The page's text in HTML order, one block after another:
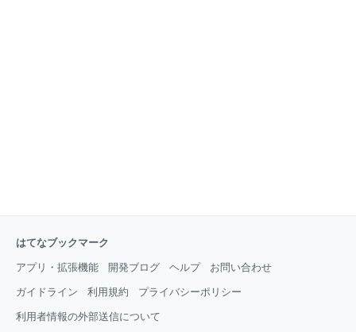
はてなブックマーク
アプリ・拡張機能 開発ブログ ヘルプ お問い合わせ
ガイドライン 利用規約 プライバシーポリシー
利用者情報の外部送信について